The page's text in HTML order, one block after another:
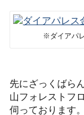
※ダイアパ
先にざっくばら
山フォレストフ
伺っております